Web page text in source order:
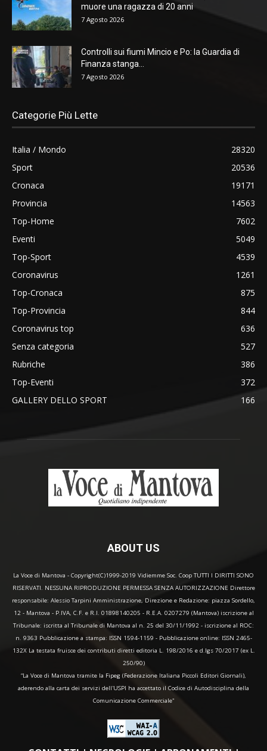
muore una ragazza di 20 anni
7 Agosto 2026
Controlli sui fiumi Mincio e Po: la Guardia di
Finanza stanga...
7 Agosto 2026
Categorie Più Lette
Italia / Mondo
28320
Sport
20536
Cronaca
19171
Provincia
14563
Top-Home
7602
Eventi
5049
Top-Sport
4539
Coronavirus
1261
Top-Cronaca
875
Top-Provincia
844
Coronavirus top
636
Senza categoria
527
Rubriche
386
Top-Eventi
372
GALLERY DELLO SPORT
166
ABOUT US
La Voce di Mantova - Copyright(C)1999-2019 Vidiemme Soc. Coop TUTTI I DIRITTI SONO
RISERVATI. NESSUNA RIPRODUZIONE PERMESSA SENZA AUTORIZZAZIONE Direttore
responsabile: Alessio Tarpini Amministrazione, Direzione e Redazione: piazza Sordello,
12 - Mantova - P.IVA, C.F. e R.I. 01898140205 - R.E.A. 0207279 (Mantova) iscrizione al
Tribunale: iscritta al Tribunale di Mantova al n. 25 del 30/11/1992 - iscrizione al ROC:
n. 9363 Pubblicazione a stampa: ISSN 1594-1159 - Pubblicazione online: ISSN 2465-
132X La testata fruisce dei contributi diretti editoria L. 198/2016 e d.lgs 70/2017 (ex L.
250/90)
“La Voce di Mantova tramite la Fipeg (Federazione Italiana Piccoli Editori Giornali),
aderendo alla carta dei servizi dell'USPI ha accettato il Codice di Autodisciplina della
Comunicazione Commerciale"